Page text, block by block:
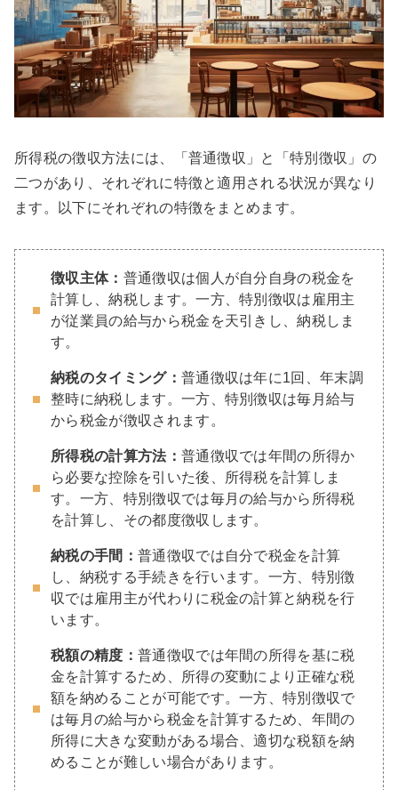
所得税の徴収方法には、「普通徴収」と「特別徴収」の
二つがあり、それぞれに特徴と適用される状況が異なり
ます。以下にそれぞれの特徴をまとめます。
徴収主体： 普通徴収は個人が自分自身の税金を
計算し、納税します。一方、特別徴収は雇用主
が従業員の給与から税金を天引きし、納税しま
す。
納税のタイミング： 普通徴収は年に1回、年末調
整時に納税します。一方、特別徴収は毎月給与
から税金が徴収されます。
所得税の計算方法： 普通徴収では年間の所得か
ら必要な控除を引いた後、所得税を計算しま
す。一方、特別徴収では毎月の給与から所得税
を計算し、その都度徴収します。
納税の手間： 普通徴収では自分で税金を計算
し、納税する手続きを行います。一方、特別徴
収では雇用主が代わりに税金の計算と納税を行
います。
税額の精度： 普通徴収では年間の所得を基に税
金を計算するため、所得の変動により正確な税
額を納めることが可能です。一方、特別徴収で
は毎月の給与から税金を計算するため、年間の
所得に大きな変動がある場合、適切な税額を納
めることが難しい場合があります。